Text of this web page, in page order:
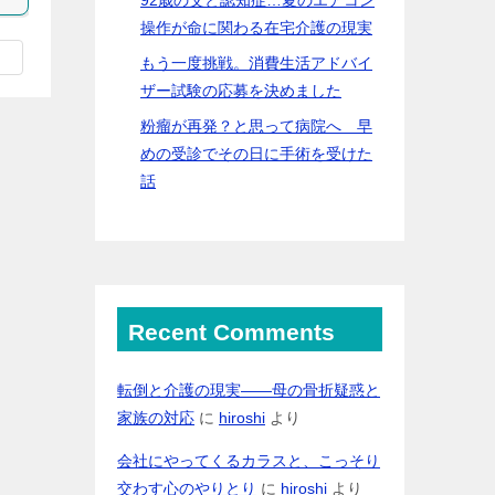
操作が命に関わる在宅介護の現実
もう一度挑戦。消費生活アドバイ
ザー試験の応募を決めました
粉瘤が再発？と思って病院へ 早
めの受診でその日に手術を受けた
話
Recent Comments
転倒と介護の現実――母の骨折疑惑と
家族の対応 に hiroshi より
会社にやってくるカラスと、こっそり
交わす心のやりとり に hiroshi より